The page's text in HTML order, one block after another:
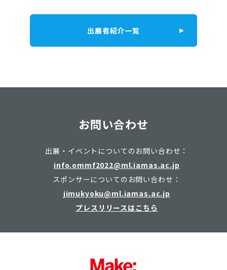
出展者紹介一覧
お問い合わせ
出展・イベントについてのお問い合わせ：
info.ommf2022@ml.iamas.ac.jp
スポンサーについてのお問い合わせ：
jimukyoku@ml.iamas.ac.jp
プレスリリースはこちら